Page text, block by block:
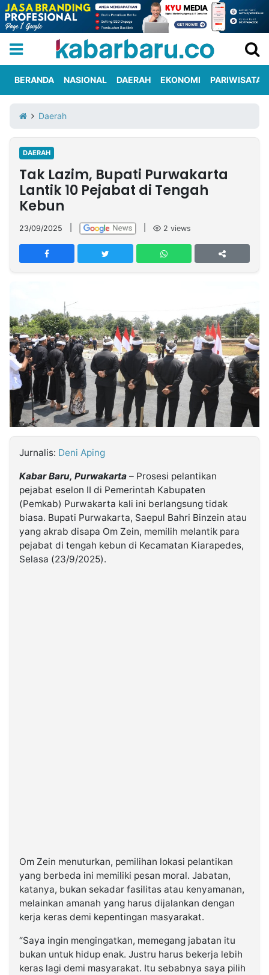
Iklan
Berita
Kami
Nasional
International
Olahraga
Entertainment
Daerah
Pariwisata
Kuliner
Kolom
Network
PT
TREETAN
Partner
Insight
NTB
Suara
Time
Lens
IDN
Daily
Jogja
Jalan
Rakyat
Idealita
News
Kita
Notice
Dinamikapost.com
Radar
Baru
Seedbacklink
Follow
Kabarbaru
BERANDA NASIONAL DAERAH EKONOMI PARIWISATA
Daerah
DAERAH
Tak Lazim, Bupati Purwakarta
Lantik 10 Pejabat di Tengah
Kebun
23/09/2025 2 views
Jurnalis: Deni Aping
Kabar Baru, Purwakarta – Prosesi pelantikan
pejabat eselon II di Pemerintah Kabupaten
(Pemkab) Purwakarta kali ini berlangsung tidak
biasa. Bupati Purwakarta, Saepul Bahri Binzein atau
yang akrab disapa Om Zein, memilih melantik para
pejabat di tengah kebun di Kecamatan Kiarapedes,
Selasa (23/9/2025).
Om Zein menuturkan, pemilihan lokasi pelantikan
yang berbeda ini memiliki pesan moral. Jabatan,
katanya, bukan sekadar fasilitas atau kenyamanan,
melainkan amanah yang harus dijalankan dengan
kerja keras demi kepentingan masyarakat.
“Saya ingin mengingatkan, memegang jabatan itu
bukan untuk hidup enak. Justru harus bekerja lebih
keras lagi demi masyarakat. Itu sebabnya saya pilih